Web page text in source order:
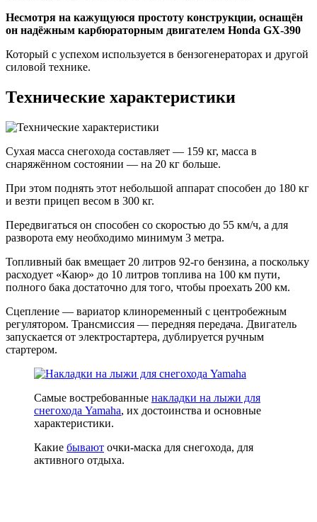
Несмотря на кажущуюся простоту конструкции, оснащён
он надёжным карбюраторным двигателем Honda GX-390
Который с успехом используется в бензогенераторах и другой
силовой технике.
Технические характеристики
Сухая масса снегохода составляет — 159 кг, масса в
снаряжённом состоянии — на 20 кг больше.
При этом поднять этот небольшой аппарат способен до 180 кг
и везти прицеп весом в 300 кг.
Передвигаться он способен со скоростью до 55 км/ч, а для
разворота ему необходимо минимум 3 метра.
Топливный бак вмещает 20 литров 92-го бензина, а поскольку
расходует «Каюр» до 10 литров топлива на 100 км пути,
полного бака достаточно для того, чтобы проехать 200 км.
Сцепление — вариатор клиноременный с центробежным
регулятором. Трансмиссия — передняя передача. Двигатель
запускается от электростартера, дублируется ручным
стартером.
Самые востребованные накладки на лыжи для
снегохода Yamaha, их достоинства и основные
характеристики.
Какие бывают очки-маска для снегохода, для
активного отдыха.